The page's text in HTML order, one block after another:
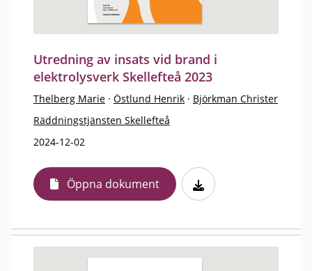
Utredning av insats vid brand i
elektrolysverk Skellefteå 2023
Thelberg Marie · Östlund Henrik · Björkman Christer
Räddningstjänsten Skellefteå
2024-12-02
Öppna dokument